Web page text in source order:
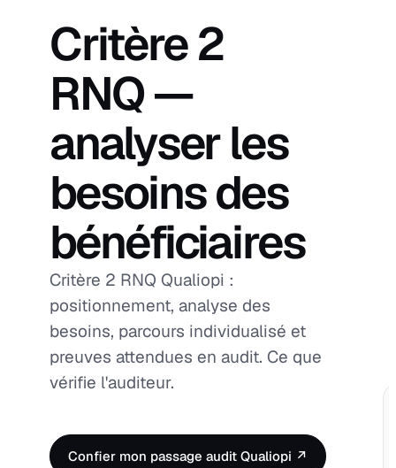
Critère 2
RNQ —
analyser les
besoins des
bénéficiaires
Critère 2 RNQ Qualiopi :
positionnement, analyse des
besoins, parcours individualisé et
preuves attendues en audit. Ce que
vérifie l'auditeur.
Confier mon passage audit Qualiopi ↗